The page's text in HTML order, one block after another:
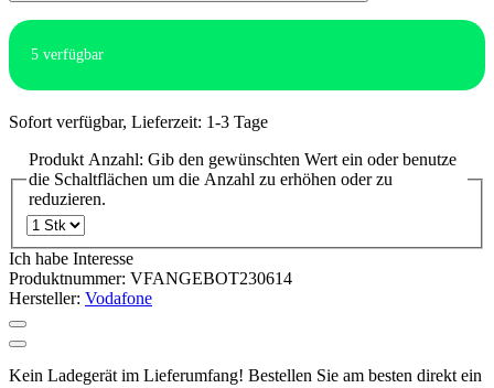
5 verfügbar
Sofort verfügbar, Lieferzeit: 1-3 Tage
Produkt Anzahl: Gib den gewünschten Wert ein oder benutze
die Schaltflächen um die Anzahl zu erhöhen oder zu
reduzieren.
Ich habe Interesse
Produktnummer: VFANGEBOT230614
Hersteller: Vodafone
Kein Ladegerät im Lieferumfang! Bestellen Sie am besten direkt ein